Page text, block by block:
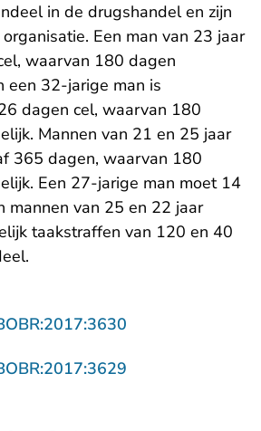
in de drugshandel en zijn
Een man van 23 jaar
waarvan 180 dagen
een 32-jarige man is
dagen cel, waarvan 180
Mannen van 21 en 25 jaar
365 dagen, waarvan 180
Een 27-jarige man moet 14
mannen van 25 en 22 jaar
taakstraffen van 120 en 40